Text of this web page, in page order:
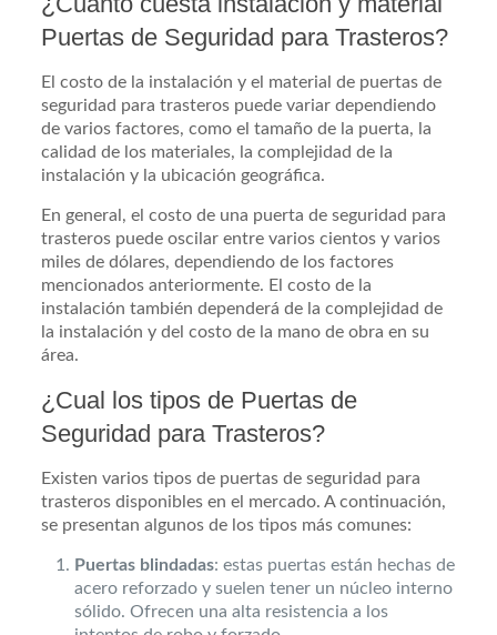
Puertas de Seguridad para Trasteros?
El costo de la instalación y el material de puertas de
seguridad para trasteros puede variar dependiendo
de varios factores, como el tamaño de la puerta, la
calidad de los materiales, la complejidad de la
instalación y la ubicación geográfica.
En general, el costo de una puerta de seguridad para
trasteros puede oscilar entre varios cientos y varios
miles de dólares, dependiendo de los factores
mencionados anteriormente. El costo de la
instalación también dependerá de la complejidad de
la instalación y del costo de la mano de obra en su
área.
¿Cual los tipos de Puertas de
Seguridad para Trasteros?
Existen varios tipos de puertas de seguridad para
trasteros disponibles en el mercado. A continuación,
se presentan algunos de los tipos más comunes:
Puertas blindadas: estas puertas están hechas de
acero reforzado y suelen tener un núcleo interno
sólido. Ofrecen una alta resistencia a los